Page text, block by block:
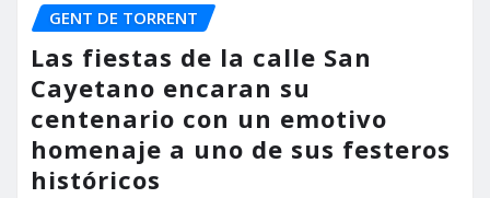
GENT DE TORRENT
Las fiestas de la calle San
Cayetano encaran su
centenario con un emotivo
homenaje a uno de sus festeros
históricos